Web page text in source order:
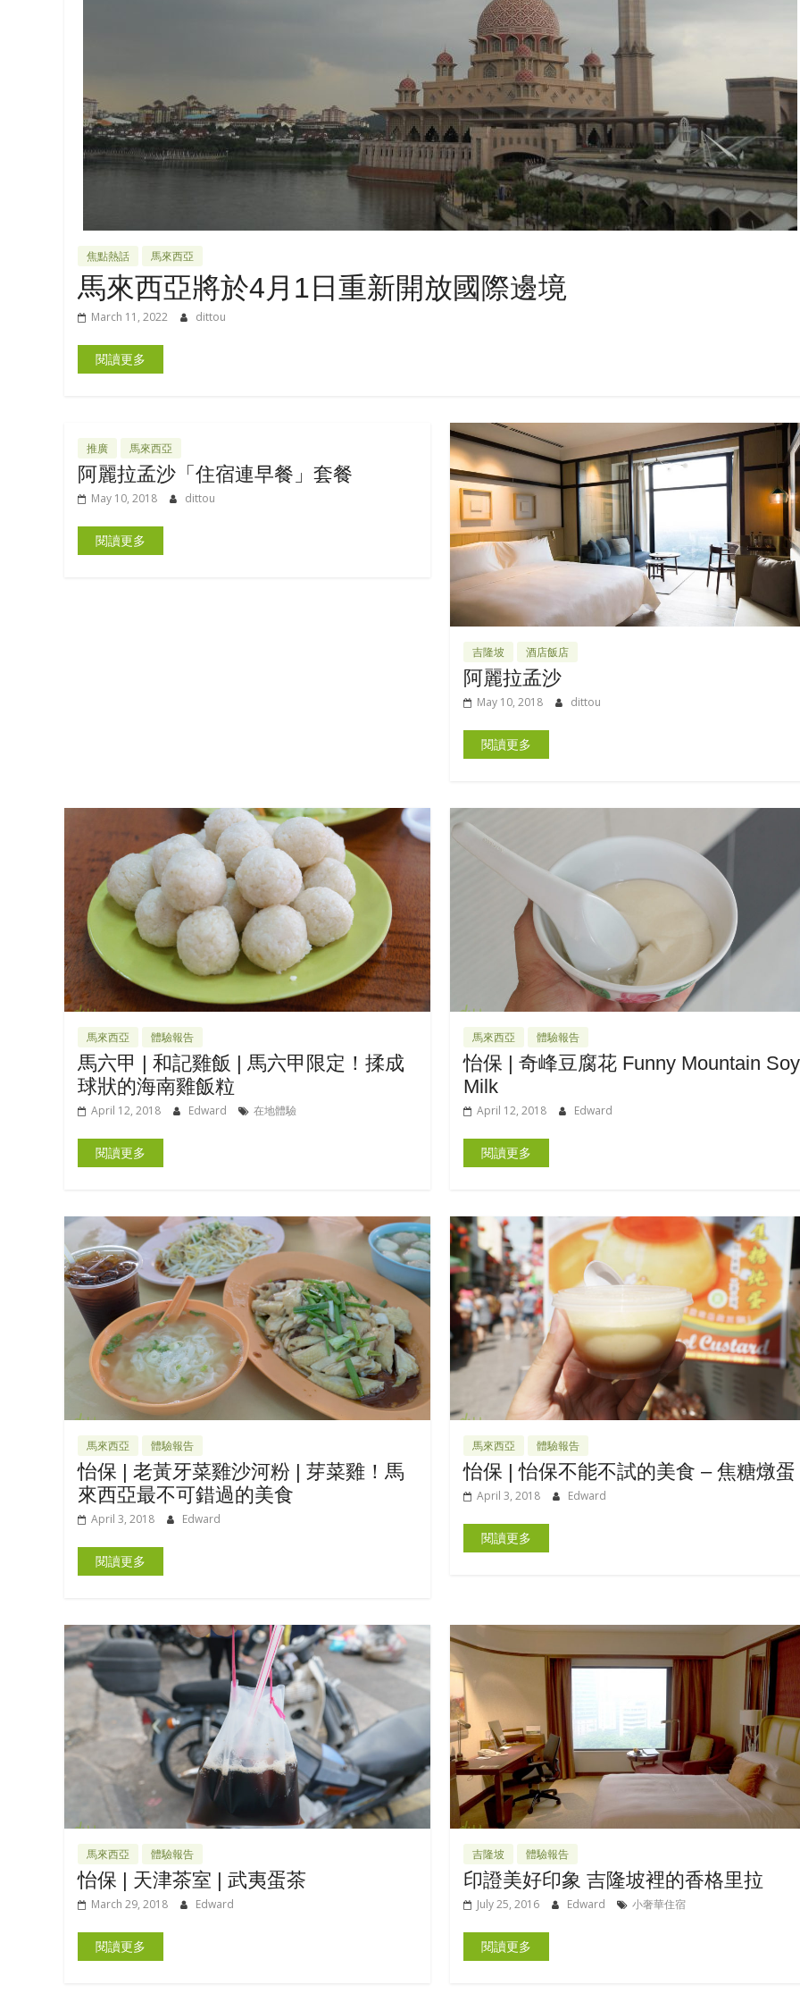
焦點熱話 馬來西亞
馬來西亞將於4月1日重新開放國際邊境
March 11, 2022 dittou
閱讀更多
推廣 馬來西亞
阿麗拉孟沙「住宿連早餐」套餐
May 10, 2018 dittou
閱讀更多
吉隆坡 酒店飯店
阿麗拉孟沙
May 10, 2018 dittou
閱讀更多
馬來西亞 體驗報告
馬六甲 | 和記雞飯 | 馬六甲限定！揉成
球狀的海南雞飯粒
April 12, 2018 Edward 在地體驗
閱讀更多
馬來西亞 體驗報告
怡保 | 奇峰豆腐花 Funny Mountain Soy
Milk
April 12, 2018 Edward
閱讀更多
馬來西亞 體驗報告
怡保 | 老黃牙菜雞沙河粉 | 芽菜雞！馬
來西亞最不可錯過的美食
April 3, 2018 Edward
閱讀更多
馬來西亞 體驗報告
怡保 | 怡保不能不試的美食 – 焦糖燉蛋
April 3, 2018 Edward
閱讀更多
馬來西亞 體驗報告
怡保 | 天津茶室 | 武夷蛋茶
March 29, 2018 Edward
閱讀更多
吉隆坡 體驗報告
印證美好印象 吉隆坡裡的香格里拉
July 25, 2016 Edward 小奢華住宿
閱讀更多